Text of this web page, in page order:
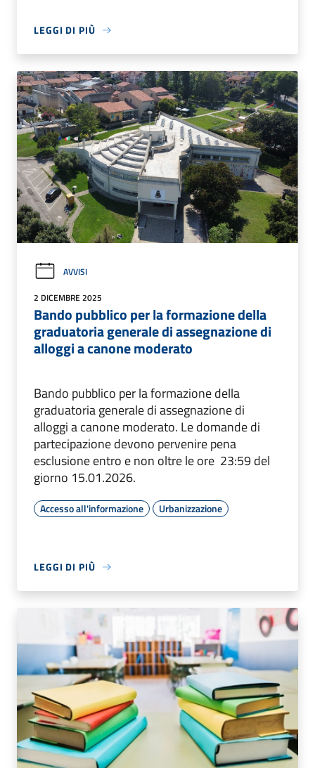
LEGGI DI PIÙ
AVVISI
2 DICEMBRE 2025
Bando pubblico per la formazione della
graduatoria generale di assegnazione di
alloggi a canone moderato
Bando pubblico per la formazione della
graduatoria generale di assegnazione di
alloggi a canone moderato. Le domande di
partecipazione devono pervenire pena
esclusione entro e non oltre le ore 23:59 del
giorno 15.01.2026.
Accesso all'informazione Urbanizzazione
LEGGI DI PIÙ